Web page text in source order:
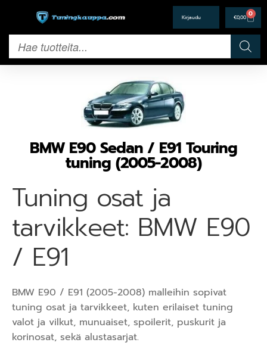
€0,00 0
BMW E90 Sedan / E91 Touring
tuning (2005-2008)
Tuning osat ja
tarvikkeet: BMW E90
/ E91
BMW E90 / E91 (2005-2008) malleihin sopivat
tuning osat ja tarvikkeet, kuten erilaiset tuning
valot ja vilkut, munuaiset, spoilerit, puskurit ja
korinosat, sekä alustasarjat.